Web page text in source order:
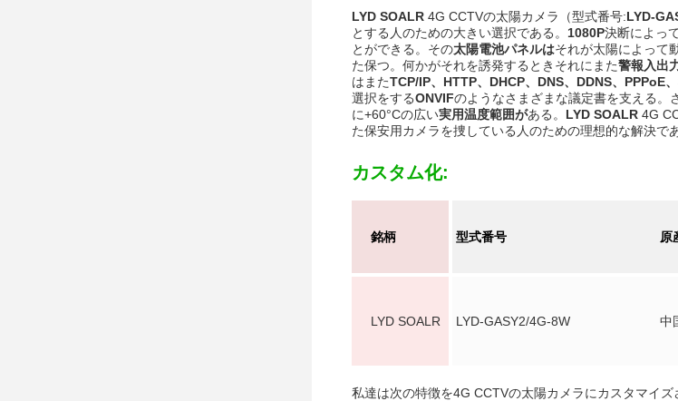
送信
LYD SOALR 4G CCTVの太陽カメラ（型式番号:LYD-
とする人のための大きい選択である。 1080P決断によっ
とができる。その太陽電池パネルはそれが太陽によって
た保つ。何かがそれを誘発するときそれにまた警報入出
はまたTCP/IP、HTTP、DHCP、DNS、DDNS、PPPoE
選択をするONVIFのようなさまざまな議定書を支える。
に+60°Cの広い実用温度範囲がある。 LYD SOALR 4G
た保安用カメラを捜している人のための理想的な解決であ
カスタム化:
銘柄 型式番号 原
LYD SOALR LYD-GASY2/4G-8W 中
私達は次の特徴を4G CCTVの太陽カメラにカスタマイ